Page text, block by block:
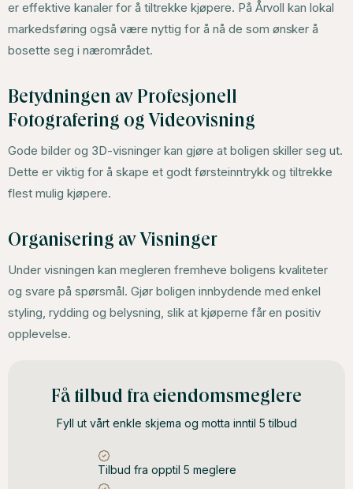
er effektive kanaler for å tiltrekke kjøpere. På Årvoll kan lokal
markedsføring også være nyttig for å nå de som ønsker å
bosette seg i nærområdet.
Betydningen av Profesjonell
Fotografering og Videovisning
Gode bilder og 3D-visninger kan gjøre at boligen skiller seg ut.
Dette er viktig for å skape et godt førsteinntrykk og tiltrekke
flest mulig kjøpere.
Organisering av Visninger
Under visningen kan megleren fremheve boligens kvaliteter
og svare på spørsmål. Gjør boligen innbydende med enkel
styling, rydding og belysning, slik at kjøperne får en positiv
opplevelse.
Få tilbud fra eiendomsmeglere
Fyll ut vårt enkle skjema og motta inntil 5 tilbud
Tilbud fra opptil 5 meglere